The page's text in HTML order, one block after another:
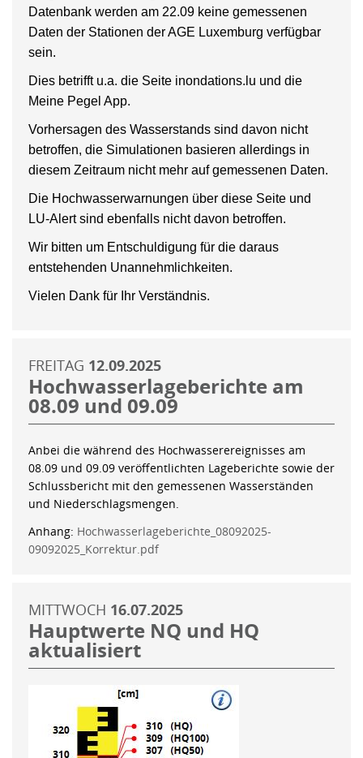
Datenbank werden am 22.09 keine gemessenen
Daten der Stationen der AGE Luxemburg verfügbar
sein.
Dies betrifft u.a. die Seite inondations.lu und die
Meine Pegel App.
Vorhersagen des Wasserstands sind davon nicht
betroffen, die Simulationen basieren allerdings in
diesem Zeitraum nicht mehr auf gemessenen Daten.
Die Hochwasserwarnungen über diese Seite und
LU-Alert sind ebenfalls nicht davon betroffen.
Wir bitten um Entschuldigung für die daraus
entstehenden Unannehmlichkeiten.
Vielen Dank für Ihr Verständnis.
FREITAG 12.09.2025
Hochwasserlageberichte am
08.09 und 09.09
Anbei die während des Hochwasserereignisses am
08.09 und 09.09 veröffentlichten Lageberichte sowie der
Schlussbericht mit den gemessenen Wasserständen
und Niederschlagsmengen.
Anhang: Hochwasserlageberichte_08092025-
09092025_Korrektur.pdf
MITTWOCH 16.07.2025
Hauptwerte NQ und HQ
aktualisiert